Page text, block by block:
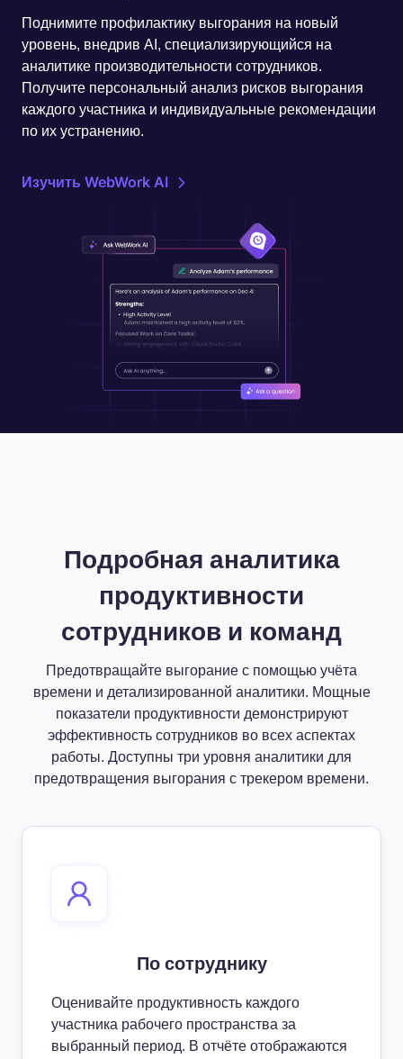
Поднимите профилактику выгорания на новый
уровень, внедрив AI, специализирующийся на
аналитике производительности сотрудников.
Получите персональный анализ рисков выгорания
каждого участника и индивидуальные рекомендации
по их устранению.
Изучить WebWork AI
Подробная аналитика
продуктивности
сотрудников и команд
Предотвращайте выгорание с помощью учёта
времени и детализированной аналитики. Мощные
показатели продуктивности демонстрируют
эффективность сотрудников во всех аспектах
работы. Доступны три уровня аналитики для
предотвращения выгорания с трекером времени.
По сотруднику
Оценивайте продуктивность каждого
участника рабочего пространства за
выбранный период. В отчёте отображаются